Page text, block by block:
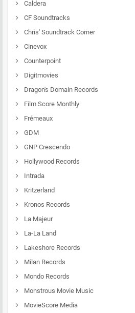
Caldera
CF Soundtracks
Chris' Soundtrack Corner
Cinevox
Counterpoint
Digitmovies
Dragon's Domain Records
Film Score Monthly
Frémeaux
GDM
GNP Crescendo
Hollywood Records
Intrada
Kritzerland
Kronos Records
La Majeur
La-La Land
Lakeshore Records
Milan Records
Mondo Records
Monstrous Movie Music
MovieScore Media